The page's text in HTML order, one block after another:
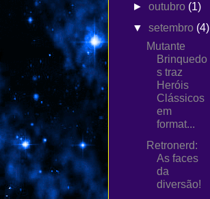
►outubro (1)
▼setembro (4)
Mutante
Brinquedo
s traz
Heróis
Clássicos
em
format...
Retronerd:
As faces
da
diversão!